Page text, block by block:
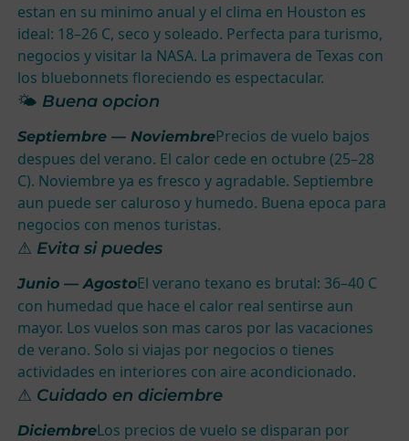
estan en su minimo anual y el clima en Houston es
ideal: 18–26 C, seco y soleado. Perfecta para turismo,
negocios y visitar la NASA. La primavera de Texas con
los bluebonnets floreciendo es espectacular.
🌤 Buena opcion
Septiembre — NoviembrePrecios de vuelo bajos
despues del verano. El calor cede en octubre (25–28
C). Noviembre ya es fresco y agradable. Septiembre
aun puede ser caluroso y humedo. Buena epoca para
negocios con menos turistas.
⚠ Evita si puedes
Junio — AgostoEl verano texano es brutal: 36–40 C
con humedad que hace el calor real sentirse aun
mayor. Los vuelos son mas caros por las vacaciones
de verano. Solo si viajas por negocios o tienes
actividades en interiores con aire acondicionado.
⚠ Cuidado en diciembre
DiciembreLos precios de vuelo se disparan por